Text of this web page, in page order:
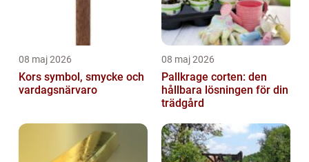
08 maj 2026
Kors symbol, smycke och
vardagsnärvaro
08 maj 2026
Pallkrage corten: den
hållbara lösningen för din
trädgård